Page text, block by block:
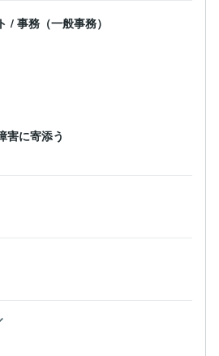
/ 事務（一般事務）
害に寄添う